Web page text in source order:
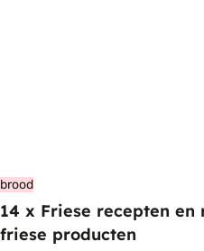
brood
14 x Friese recepten
friese producten